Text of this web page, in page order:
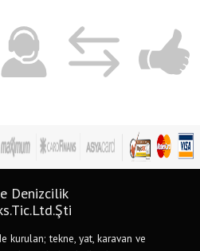
Denizcilik
kurulan; tekne, yat, karavan ve